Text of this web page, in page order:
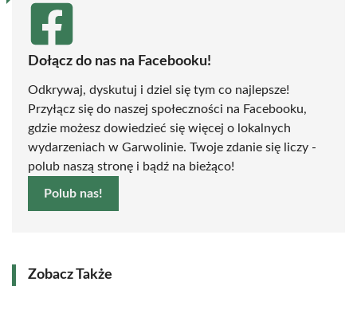
Dołącz do nas na Facebooku!
Odkrywaj, dyskutuj i dziel się tym co najlepsze!
Przyłącz się do naszej społeczności na Facebooku,
gdzie możesz dowiedzieć się więcej o lokalnych
wydarzeniach w Garwolinie. Twoje zdanie się liczy -
polub naszą stronę i bądź na bieżąco!
Polub nas!
Zobacz Także